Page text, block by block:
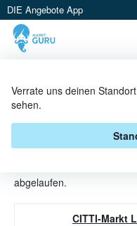
DIE Angebote App
Verrate uns deinen
sehen.
WODKA
abgelaufen.
CITTI-Markt